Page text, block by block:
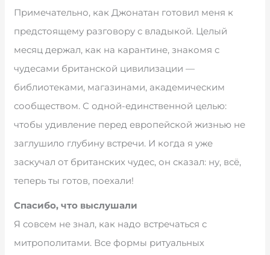
Примечательно, как Джонатан готовил меня к
предстоящему разговору с владыкой. Целый
месяц держал, как на карантине, знакомя с
чудесами британской цивилизации —
библиотеками, магазинами, академическим
сообществом. С одной-единственной целью:
чтобы удивление перед европейской жизнью не
заглушило глубину встречи. И когда я уже
заскучал от британских чудес, он сказал: ну, всё,
теперь ты готов, поехали!
Спасибо, что выслушали
Я совсем не знал, как надо встречаться с
митрополитами. Все формы ритуальных